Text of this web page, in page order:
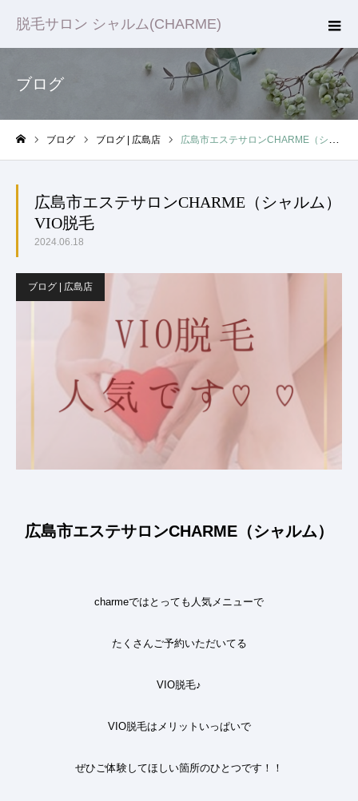
脱毛サロン シャルム(CHARME)
ブログ
ブログ ブログ | 広島店 広島市エステサロンCHARME（シャルム）VIO脱毛
広島市エステサロンCHARME（シャルム）
VIO脱毛
2024.06.18
ブログ | 広島店
広島市エステサロンCHARME（シャルム）
charmeではとっても人気メニューで
たくさんご予約いただいてる
VIO脱毛♪
VIO脱毛はメリットいっぱいで
ぜひご体験してほしい箇所のひとつです ！！